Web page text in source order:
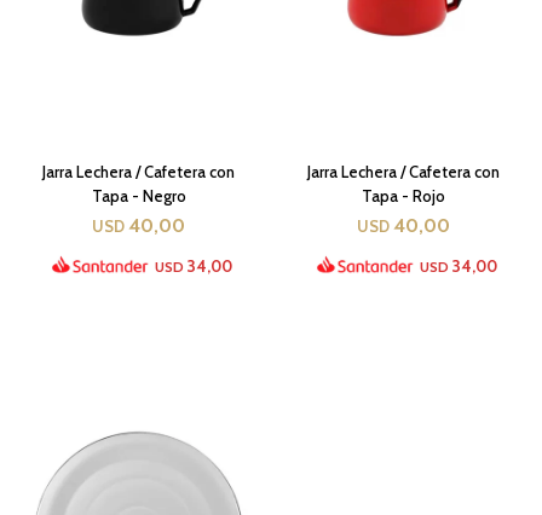
Jarra Lechera / Cafetera con
Tapa - Negro
USD 40,00
USD 34,00
Jarra Lechera / Cafetera con
Tapa - Rojo
USD 40,00
USD 34,00